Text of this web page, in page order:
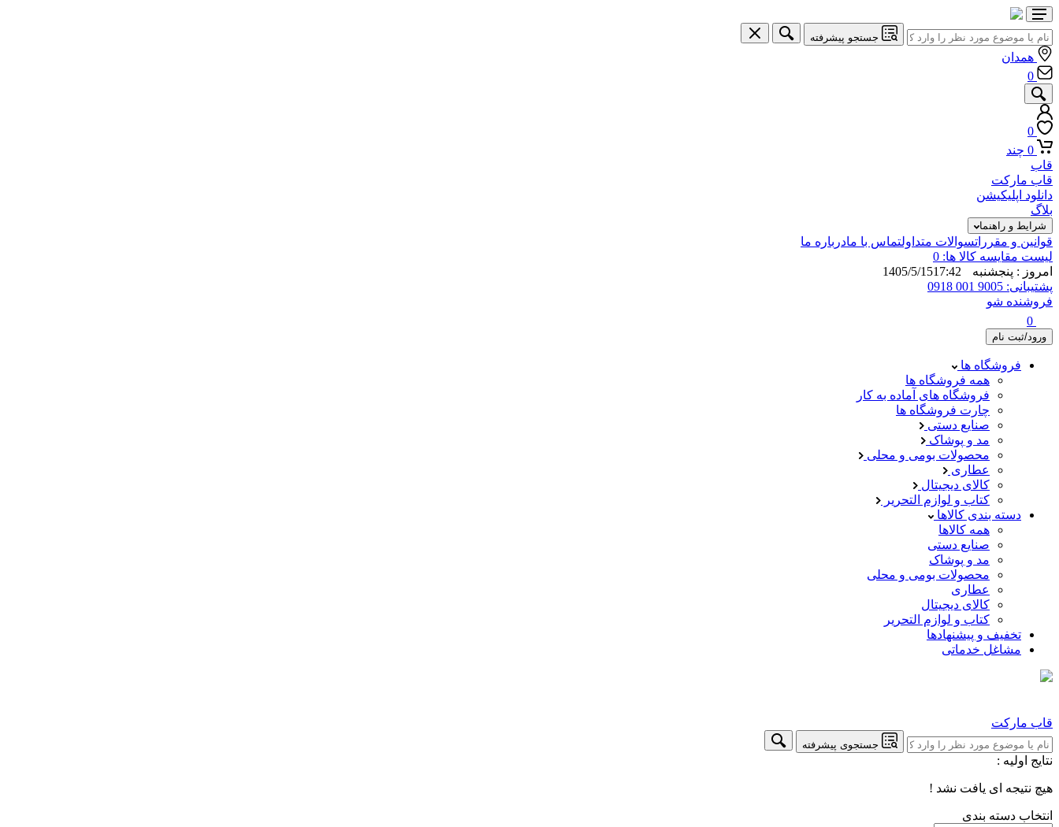
جستجو پیشرفته
همدان
0
0
0 چند
قاب
قاب مارکت
دانلود اپلیکیشن
بلاگ
شرایط و راهنما
قوانین و مقرراتسوالات متداولتماس با مادرباره ما
لیست مقایسه کالا ها: 0
امروز : پنجشنبه 1405/5/15
17:42
پشتیبانی: 9005 001 0918
فروشنده شو
0
ورود/ثبت نام
فروشگاه ها
همه فروشگاه ها
فروشگاه های آماده به کار
چارت فروشگاه ها
صنایع دستی
مد و پوشاک
محصولات بومی و محلی
عطاری
کالای دیجیتال
کتاب و لوازم التحریر
دسته بندی کالاها
همه کالاها
صنایع دستی
مد و پوشاک
محصولات بومی و محلی
عطاری
کالای دیجیتال
کتاب و لوازم التحریر
تخفیف و پیشنهادها
مشاغل خدماتی
قاب مارکت
جستجوی پیشرفته
نتایج اولیه :
هیچ نتیجه ای یافت نشد !
انتخاب دسته بندی